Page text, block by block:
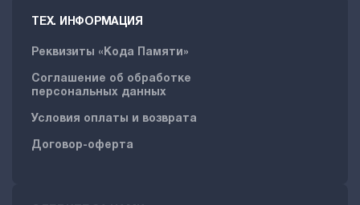
ТЕХ. ИНФОРМАЦИЯ
Реквизиты «Кода Памяти»
Соглашение об обработке
персональных данных
Условия оплаты и возврата
Договор-оферта